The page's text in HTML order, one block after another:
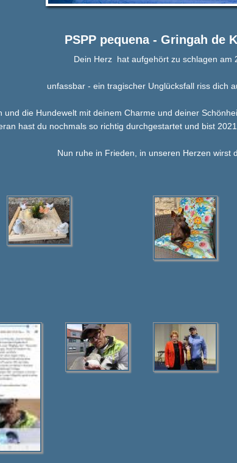
PSPP pequena - Gringah de
Dein Herz hat aufgehört zu schlagen am
unfassbar - ein tragischer Unglücksfall riss dich
und die Hundewelt mit deinem Charme und deiner
hast du nochmals so richtig durchgestartet und bist
Nun ruhe in Frieden, in unseren Herzen wirst